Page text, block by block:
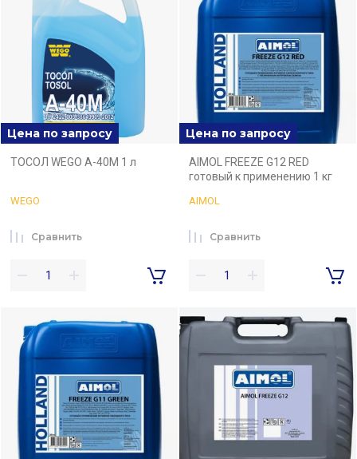
Цена по запросу
ТОСОЛ WEGO А-40М 1 л
WEGO
Сравнить
Цена по запросу
AIMOL FREEZE G12 RED
готовый к применению 1 кг
AIMOL
Сравнить